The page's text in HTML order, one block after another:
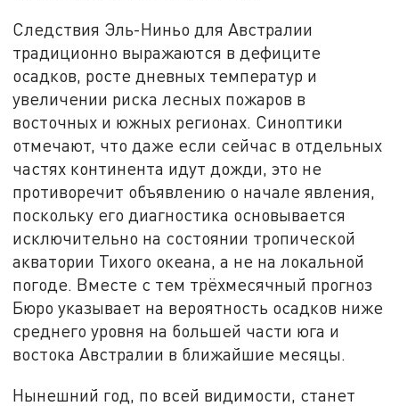
Следствия Эль-Ниньо для Австралии
традиционно выражаются в дефиците
осадков, росте дневных температур и
увеличении риска лесных пожаров в
восточных и южных регионах. Синоптики
отмечают, что даже если сейчас в отдельных
частях континента идут дожди, это не
противоречит объявлению о начале явления,
поскольку его диагностика основывается
исключительно на состоянии тропической
акватории Тихого океана, а не на локальной
погоде. Вместе с тем трёхмесячный прогноз
Бюро указывает на вероятность осадков ниже
среднего уровня на большей части юга и
востока Австралии в ближайшие месяцы.
Нынешний год, по всей видимости, станет